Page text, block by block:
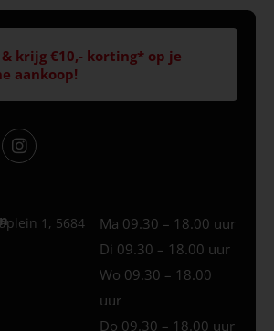
krijg €10,- korting* op je
aankoop!
1, 5684
Ma 09.30 – 18.00 uur
Di 09.30 – 18.00 uur
Wo 09.30 – 18.00
uur
Do 09.30 – 18.00 uur